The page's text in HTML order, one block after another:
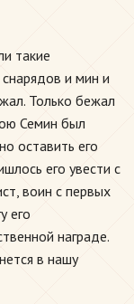
такие
и мин и
Только бежал
Семин был
оставить его
его увести с
воин с первых
его
награде.
в нашу